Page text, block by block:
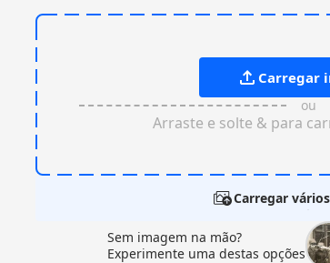
Carregar
ou
Arraste e solte & para
Carregar
Sem imagem na mão?
Experimente uma destas opções